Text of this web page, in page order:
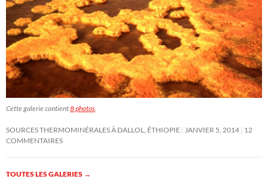
Cette galerie contient8 photos
SOURCES THERMOMINÉRALES À DALLOL, ÉTHIOPIE JANVIER 5, 2014 12
COMMENTAIRES
TOUTES LES GALERIES →